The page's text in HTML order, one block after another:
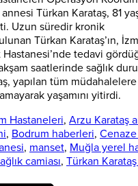
Hastaneleri, Arzu Karataş
, Bodrum haberleri,
, manset, Muğla yerel
camiası, Türkan